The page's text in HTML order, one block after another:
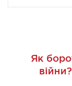
Як